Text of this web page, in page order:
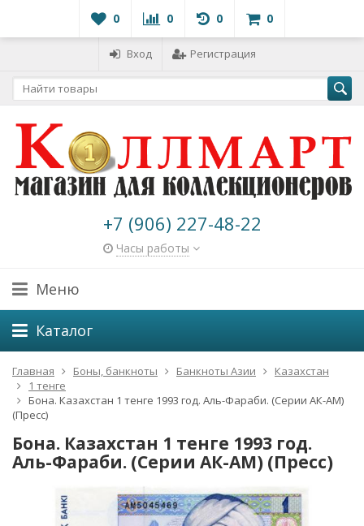
0 0 0 0
Вход Регистрация
+7 (906) 227-48-22
Часы работы
Меню
Каталог
Главная Боны, банкноты Банкноты Азии
Казахстан
1 тенге
Бона. Казахстан 1 тенге 1993 год. Аль-Фараби. (Серии АК-АМ)
(Пресс)
Бона. Казахстан 1 тенге 1993 год.
Аль-Фараби. (Серии АК-АМ) (Пресс)